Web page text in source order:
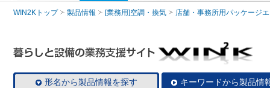
WIN2Kトップ 製品情報 [業務用]空調・換気 店舗・事務所用パッケージ
形名から製品情報を探す キーワードから製品情